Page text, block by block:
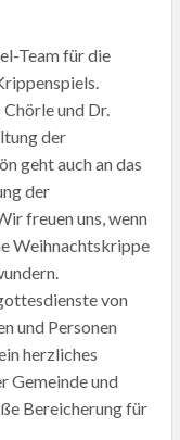
Team für die
und Dr.
der
geht auch an das
der
freuen uns, wenn
Weihnachtskrippe
von
und Personen
herzliches
Gemeinde und
Bereicherung für